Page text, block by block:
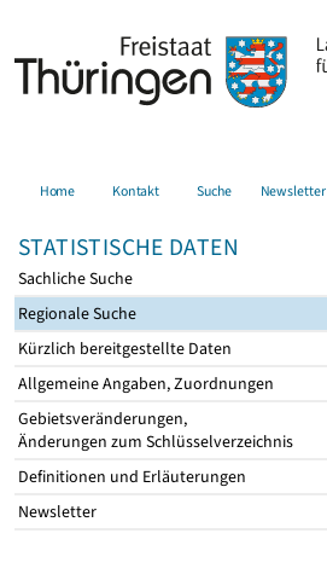
Home Kontakt Suche Newsletter
STATISTISCHE DATEN
Sachliche Suche
Regionale Suche
Kürzlich bereitgestellte Daten
Allgemeine Angaben, Zuordnungen
Gebietsveränderungen,
Änderungen zum Schlüsselverzeichnis
Definitionen und Erläuterungen
Newsletter